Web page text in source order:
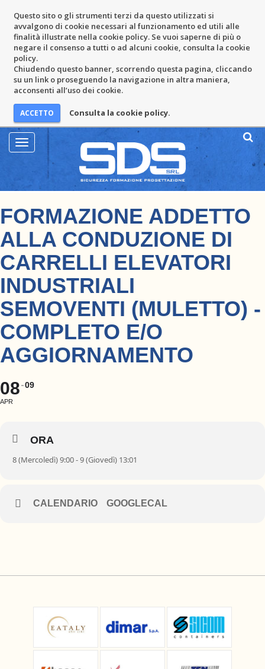
Questo sito o gli strumenti terzi da questo utilizzati si
avvalgono di cookie necessari al funzionamento ed utili alle
finalità illustrate nella cookie policy. Se vuoi saperne di più o
negare il consenso a tutti o ad alcuni cookie, consulta la cookie
policy.
Chiudendo questo banner, scorrendo questa pagina, cliccando
su un link o proseguendo la navigazione in altra maniera,
acconsenti all’uso dei cookie.
Consulta la cookie policy.
Mostra
Menu
FORMAZIONE ADDETTO
ALLA CONDUZIONE DI
CARRELLI ELEVATORI
INDUSTRIALI
SEMOVENTI (MULETTO) -
COMPLETO E/O
AGGIORNAMENTO
08
APR
09
ORA
8 (Mercoledì) 9:00 - 9 (Giovedì) 13:01
CALENDARIO GOOGLECAL